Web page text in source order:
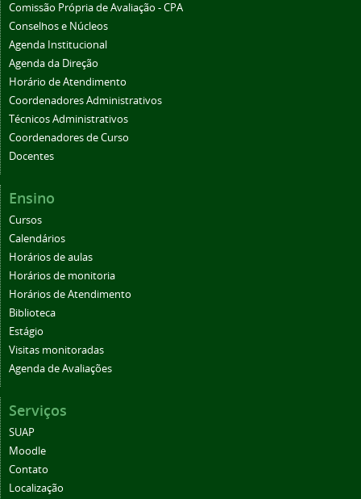
Comissão Própria de Avaliação - CPA
Conselhos e Núcleos
Agenda Institucional
Agenda da Direção
Horário de Atendimento
Coordenadores Administrativos
Técnicos Administrativos
Coordenadores de Curso
Docentes
Ensino
Cursos
Calendários
Horários de aulas
Horários de monitoria
Horários de Atendimento
Biblioteca
Estágio
Visitas monitoradas
Agenda de Avaliações
Serviços
SUAP
Moodle
Contato
Localização